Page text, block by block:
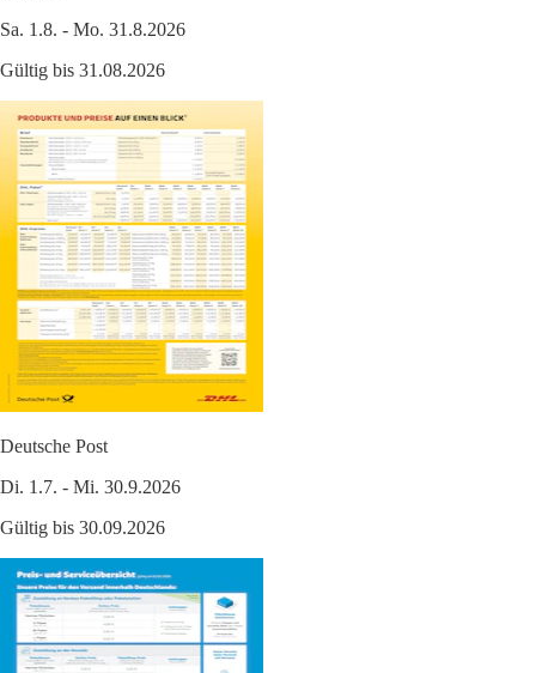
Sa. 1.8. - Mo. 31.8.2026
Gültig bis 31.08.2026
Deutsche Post
Di. 1.7. - Mi. 30.9.2026
Gültig bis 30.09.2026